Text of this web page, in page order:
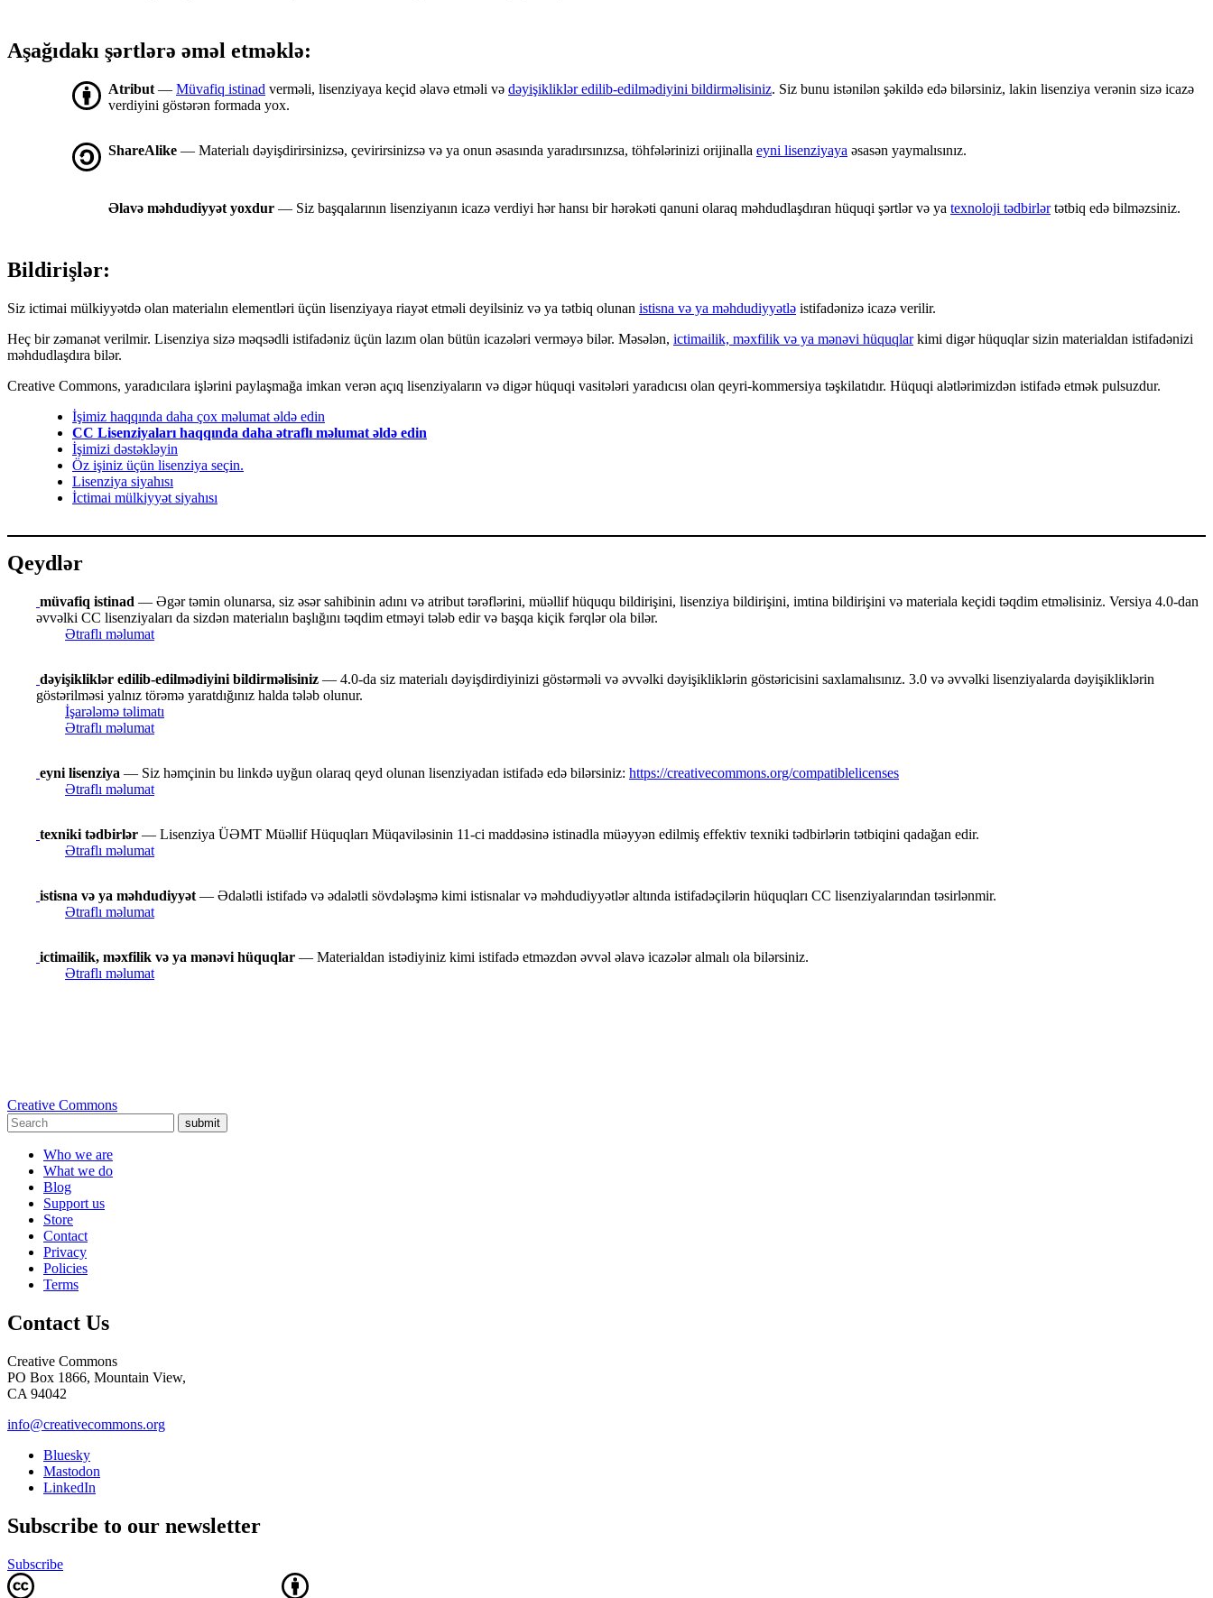
Aşağıdakı şərtlərə əməl etməklə:
Atribut — Müvafiq istinad verməli, lisenziyaya keçid əlavə etməli və dəyişikliklər edilib-edilmədiyini bildirməlisiniz. Siz bunu istənilən şəkildə edə bilərsiniz, lakin lisenziya verənin sizə icazə
verdiyini göstərən formada yox.
ShareAlike — Materialı dəyişdirirsinizsə, çevirirsinizsə və ya onun əsasında yaradırsınızsa, töhfələrinizi orijinalla eyni lisenziyaya əsasən yaymalısınız.
Əlavə məhdudiyyət yoxdur — Siz başqalarının lisenziyanın icazə verdiyi hər hansı bir hərəkəti qanuni olaraq məhdudlaşdıran hüquqi şərtlər və ya texnoloji tədbirlərtətbiq edə bilməzsiniz.
Bildirişlər:
Siz ictimai mülkiyyətdə olan materialın elementləri üçün lisenziyaya riayət etməli deyilsiniz və ya tətbiq olunan istisna və ya məhdudiyyətlə istifadənizə icazə verilir.
Heç bir zəmanət verilmir. Lisenziya sizə məqsədli istifadəniz üçün lazım olan bütün icazələri verməyə bilər. Məsələn, ictimailik, məxfilik və ya mənəvi hüquqlarkimi digər hüquqlar sizin materialdan istifadənizi
məhdudlaşdıra bilər.
Creative Commons, yaradıcılara işlərini paylaşmağa imkan verən açıq lisenziyaların və digər hüquqi vasitələri yaradıcısı olan qeyri-kommersiya təşkilatıdır. Hüquqi alətlərimizdən istifadə etmək pulsuzdur.
İşimiz haqqında daha çox məlumat əldə edin
CC Lisenziyaları haqqında daha ətraflı məlumat əldə edin
İşimizi dəstəkləyin
Öz işiniz üçün lisenziya seçin.
Lisenziya siyahısı
İctimai mülkiyyət siyahısı
Qeydlər
müvafiq istinad — Əgər təmin olunarsa, siz əsər sahibinin adını və atribut tərəflərini, müəllif hüququ bildirişini, lisenziya bildirişini, imtina bildirişini və materiala keçidi təqdim etməlisiniz. Versiya 4.0-dan
əvvəlki CC lisenziyaları da sizdən materialın başlığını təqdim etməyi tələb edir və başqa kiçik fərqlər ola bilər.
Ətraflı məlumat
dəyişikliklər edilib-edilmədiyini bildirməlisiniz — 4.0-da siz materialı dəyişdirdiyinizi göstərməli və əvvəlki dəyişikliklərin göstəricisini saxlamalısınız. 3.0 və əvvəlki lisenziyalarda dəyişikliklərin
göstərilməsi yalnız törəmə yaratdığınız halda tələb olunur.
İşarələmə təlimatı
Ətraflı məlumat
eyni lisenziya — Siz həmçinin bu linkdə uyğun olaraq qeyd olunan lisenziyadan istifadə edə bilərsiniz: https://creativecommons.org/compatiblelicenses
Ətraflı məlumat
texniki tədbirlər — Lisenziya ÜƏMT Müəllif Hüquqları Müqaviləsinin 11-ci maddəsinə istinadla müəyyən edilmiş effektiv texniki tədbirlərin tətbiqini qadağan edir.
Ətraflı məlumat
istisna və ya məhdudiyyət — Ədalətli istifadə və ədalətli sövdələşmə kimi istisnalar və məhdudiyyətlər altında istifadəçilərin hüquqları CC lisenziyalarından təsirlənmir.
Ətraflı məlumat
ictimailik, məxfilik və ya mənəvi hüquqlar — Materialdan istədiyiniz kimi istifadə etməzdən əvvəl əlavə icazələr almalı ola bilərsiniz.
Ətraflı məlumat
Creative Commons
submit
Who we are
What we do
Blog
Support us
Store
Contact
Privacy
Policies
Terms
Contact Us
Creative Commons
PO Box 1866, Mountain View,
CA 94042
info@creativecommons.org
Bluesky
Mastodon
LinkedIn
Subscribe to our newsletter
Subscribe